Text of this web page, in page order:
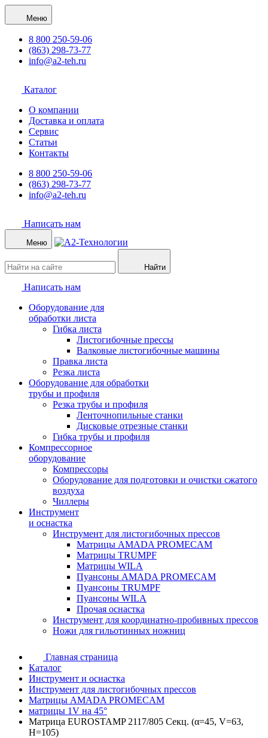
Меню
8 800 250-59-06
(863) 298-73-77
info@a2-teh.ru
Каталог
О компании
Доставка и оплата
Сервис
Статьи
Контакты
8 800 250-59-06
(863) 298-73-77
info@a2-teh.ru
Написать нам
Меню
Найти
Написать нам
Оборудование для
обработки листа
Гибка листа
Листогибочные прессы
Валковые листогибочные машины
Правка листа
Резка листа
Оборудование для обработки
трубы и профиля
Резка трубы и профиля
Ленточнопильные станки
Дисковые отрезные станки
Гибка трубы и профиля
Компрессорное
оборудование
Компрессоры
Оборудование для подготовки и очистки сжатого
воздуха
Чиллеры
Инструмент
и оснастка
Инструмент для листогибочных прессов
Матрицы AMADA PROMECAM
Матрицы TRUMPF
Матрицы WILA
Пуансоны AMADA PROMECAM
Пуансоны TRUMPF
Пуансоны WILA
Прочая оснастка
Инструмент для координатно-пробивных прессов
Ножи для гильотинных ножниц
Главная страница
Каталог
Инструмент и оснастка
Инструмент для листогибочных прессов
Матрицы AMADA PROMECAM
матрицы 1V на 45°
Матрица EUROSTAMP 2117/805 Секц. (α=45, V=63,
H=105)